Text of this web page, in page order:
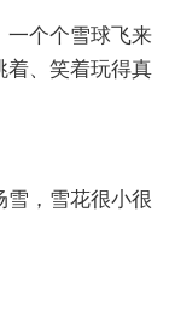
一个个雪球飞来
着、笑着玩得真
雪，雪花很小很